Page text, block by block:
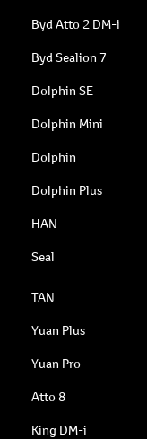
Byd Atto 2 DM-i
Byd Sealion 7
Dolphin SE
Dolphin Mini
Dolphin
Dolphin Plus
HAN
Seal
TAN
Yuan Plus
Yuan Pro
Atto 8
King DM-i